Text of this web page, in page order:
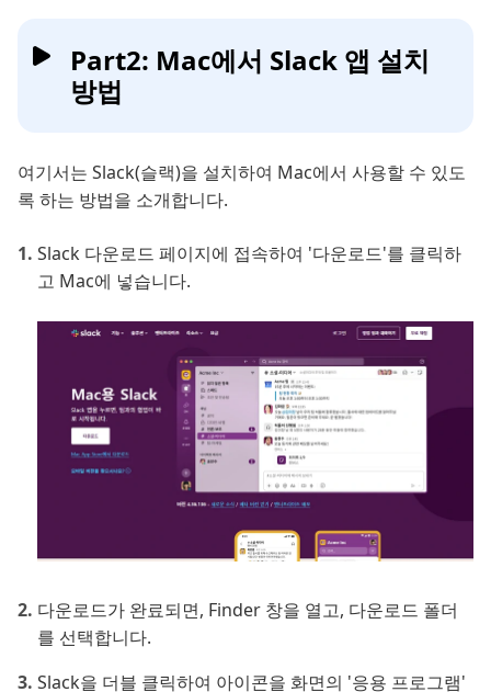
Part2: Mac에서 Slack 앱 설치
방법
여기서는 Slack(슬랙)을 설치하여 Mac에서 사용할 수 있도
록 하는 방법을 소개합니다.
Slack 다운로드 페이지에 접속하여 '다운로드'를 클릭하
고 Mac에 넣습니다.
다운로드가 완료되면, Finder 창을 열고, 다운로드 폴더
를 선택합니다.
Slack을 더블 클릭하여 아이콘을 화면의 '응용 프로그램'